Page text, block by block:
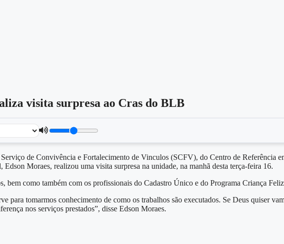
visita surpresa ao Cras do BLB
de Convivência e Fortalecimento de Vinculos (SCFV), do Centro de Referência
Moraes, realizou uma visita surpresa na unidade, na manhã desta terça-feira 16.
bem como também com os profissionais do Cadastro Único e do Programa Criança
para tomarmos conhecimento de como os trabalhos são executados. Se Deus quiser
nos serviços prestados”, disse Edson Moraes.